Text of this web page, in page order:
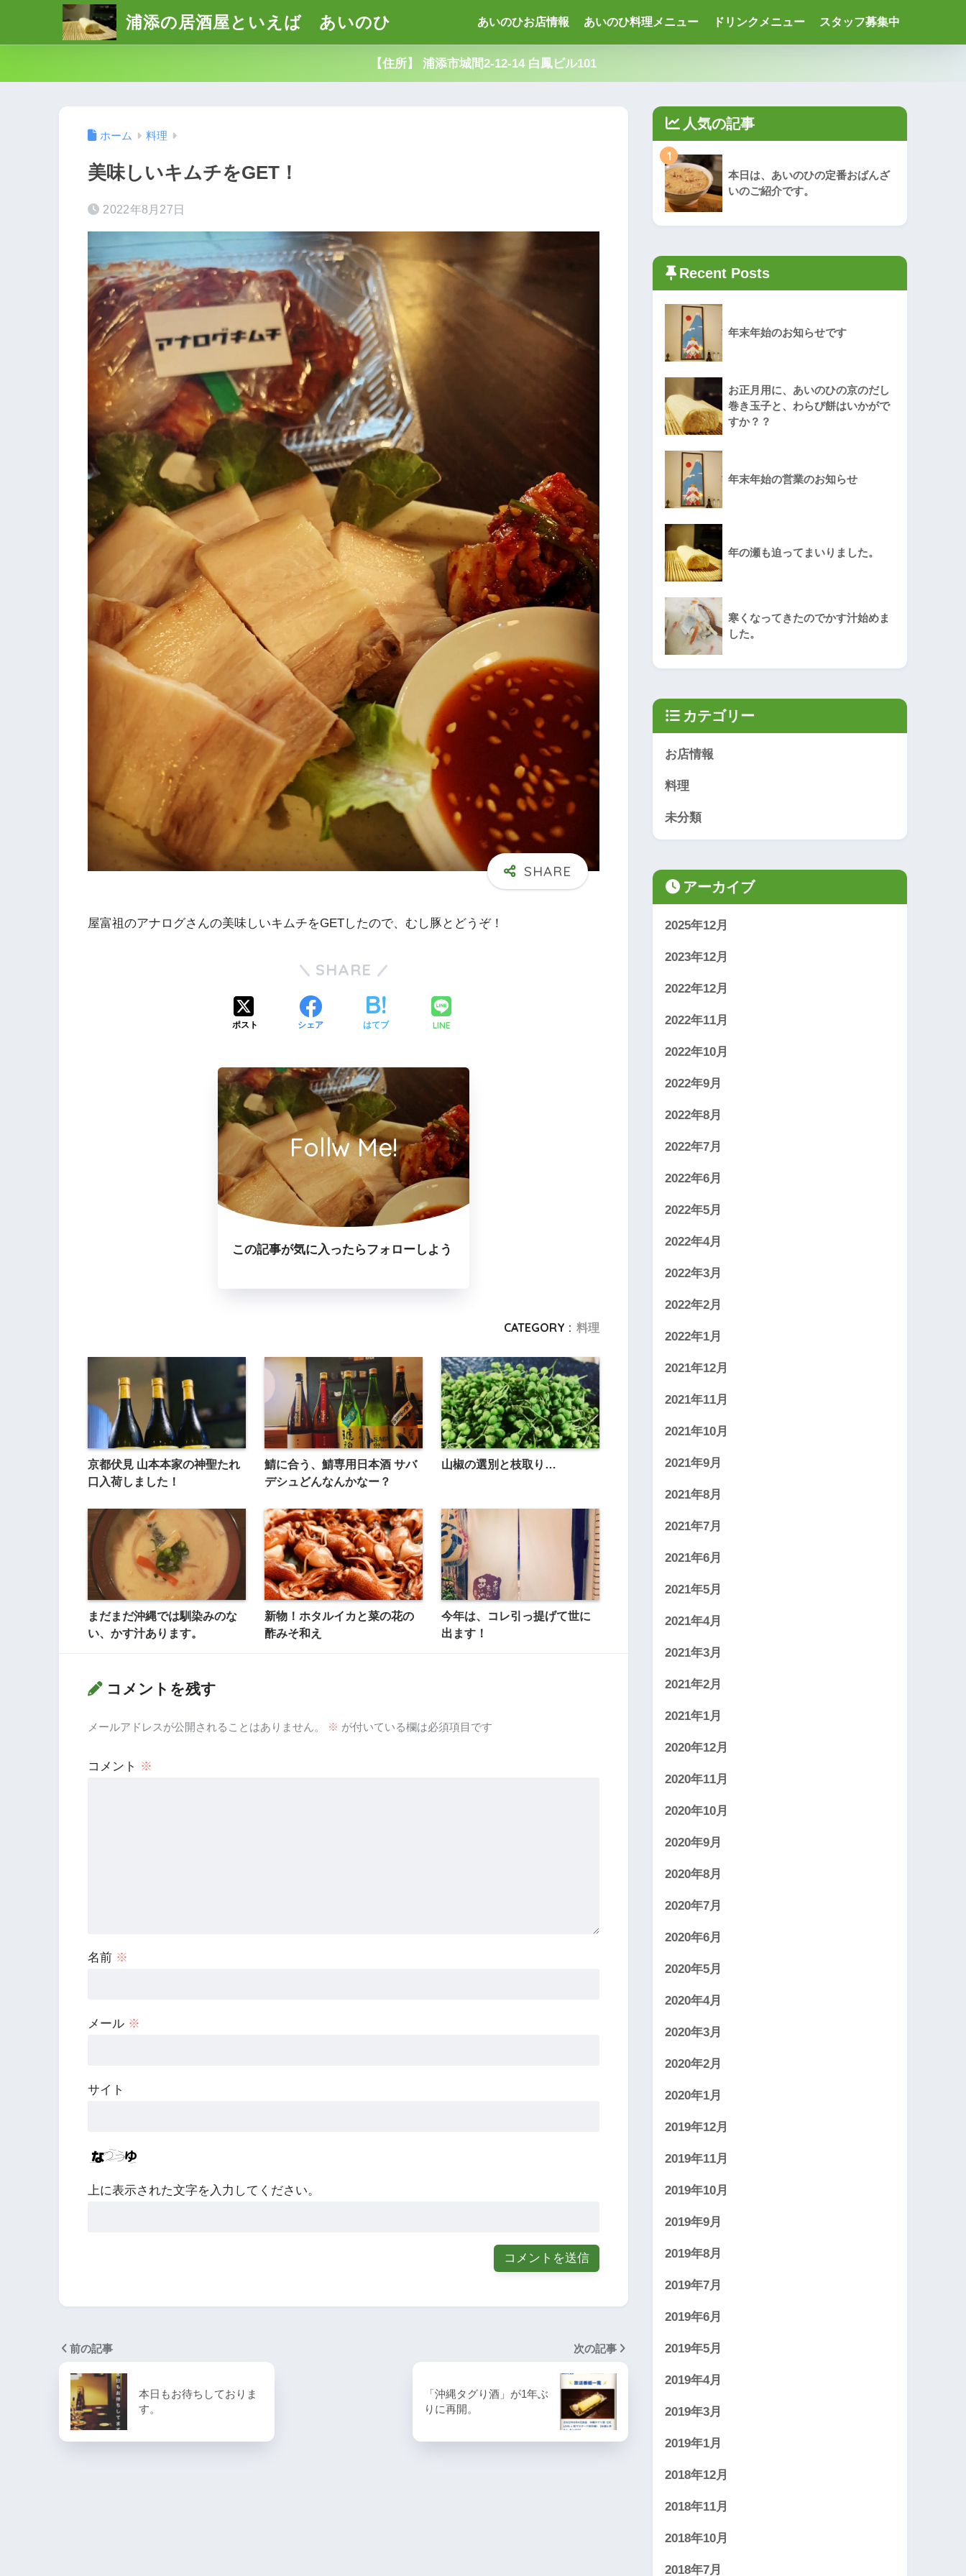
浦添の居酒屋といえば あいのひ あいのひお店情報 あいのひ料理メニュー ドリンクメニュー スタッフ募集中
【住所】 浦添市城間2-12-14 白鳳ビル101
ホーム 料理
美味しいキムチをGET！
2022年8月27日
屋富祖のアナログさんの美味しいキムチをGETしたので、むし豚とどうぞ！
SHARE
ポスト シェア はてブ LINE
Follw Me!
この記事が気に入ったらフォローしよう
CATEGORY : 料理
京都伏見 山本本家の神聖たれ
口入荷しました！
鯖に合う、鯖専用日本酒 サバ
デシュどんなんかなー？
山椒の選別と枝取り…
まだまだ沖縄では馴染みのな
い、かす汁あります。
新物！ホタルイカと菜の花の
酢みそ和え
今年は、コレ引っ提げて世に
出ます！
コメントを残す
メールアドレスが公開されることはありません。 ※ が付いている欄は必須項目です
コメント ※
名前 ※
メール ※
サイト
上に表示された文字を入力してください。
前の記事
本日もお待ちしておりま
す。
次の記事
「沖縄タグり酒」が1年ぶ
りに再開。
人気の記事
1
本日は、あいのひの定番おばんざ
いのご紹介です。
Recent Posts
年末年始のお知らせです
お正月用に、あいのひの京のだし
巻き玉子と、わらび餅はいかがで
すか？？
年末年始の営業のお知らせ
年の瀬も迫ってまいりました。
寒くなってきたのでかす汁始めま
した。
カテゴリー
お店情報
料理
未分類
アーカイブ
2025年12月
2023年12月
2022年12月
2022年11月
2022年10月
2022年9月
2022年8月
2022年7月
2022年6月
2022年5月
2022年4月
2022年3月
2022年2月
2022年1月
2021年12月
2021年11月
2021年10月
2021年9月
2021年8月
2021年7月
2021年6月
2021年5月
2021年4月
2021年3月
2021年2月
2021年1月
2020年12月
2020年11月
2020年10月
2020年9月
2020年8月
2020年7月
2020年6月
2020年5月
2020年4月
2020年3月
2020年2月
2020年1月
2019年12月
2019年11月
2019年10月
2019年9月
2019年8月
2019年7月
2019年6月
2019年5月
2019年4月
2019年3月
2019年1月
2018年12月
2018年11月
2018年10月
2018年7月